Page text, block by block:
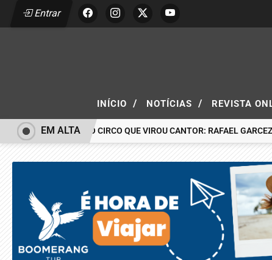
Entrar
INÍCIO / NOTÍCIAS / REVISTA
O MENINO DO CIRCO QUE VIROU CANTOR: RAFAEL
EM ALTA